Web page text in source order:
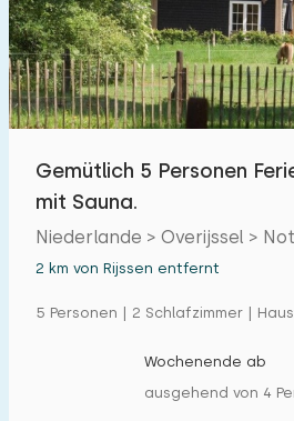
Schwimmbad
Eingezäunter Garten
Haustierfrei
Ladestation Auto
Budget
€ 0 — €
Gemütlich 5 Personen
mit Sauna.
Niederlande > Overijssel >
2 km von Rijssen entfernt
5 Personen | 2 Schlafzimmer |
Wochenende ab
ausgehend von 4